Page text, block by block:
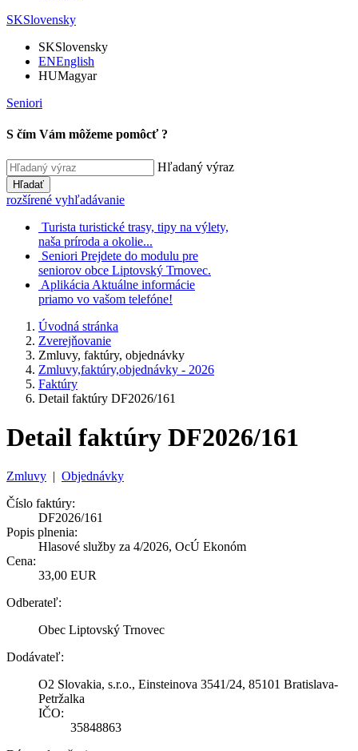
SKSlovensky
SKSlovensky
ENEnglish
HUMagyar
Seniori
S čím Vám môžeme pomôcť ?
Hľadaný výraz
Hľadať
rozšírené vyhľadávanie
Turista turistické trasy, tipy na výlety,
naša príroda a okolie...
Seniori Prejdete do modulu pre
seniorov obce Liptovský Trnovec.
Aplikácia Aktuálne informácie
priamo vo vašom telefóne!
Úvodná stránka
Zverejňovanie
Zmluvy, faktúry, objednávky
Zmluvy,faktúry,objednávky - 2026
Faktúry
Detail faktúry DF2026/161
Detail faktúry DF2026/161
Zmluvy | Objednávky
Číslo faktúry:
DF2026/161
Popis plnenia:
Hlasové služby za 4/2026, OcÚ Ekonóm
Cena:
33,00 EUR
Odberateľ:
Obec Liptovský Trnovec
Dodávateľ:
O2 Slovakia, s.r.o., Einsteinova 3541/24, 85101 Bratislava-
Petržalka
IČO:
35848863